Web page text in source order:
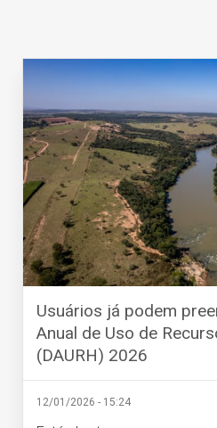
Usuários já podem
Anual de Uso de
(DAURH) 2026
12/01/2026 - 15:24